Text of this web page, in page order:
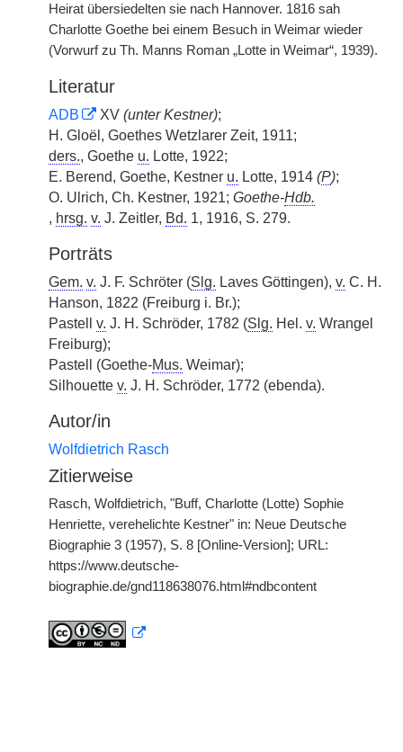
Heirat übersiedelten sie nach Hannover. 1816 sah
Charlotte Goethe bei einem Besuch in Weimar wieder
(Vorwurf zu Th. Manns Roman „Lotte in Weimar“, 1939).
Literatur
ADB XV (unter Kestner);
H. Gloël, Goethes Wetzlarer Zeit, 1911;
ders., Goethe u. Lotte, 1922;
E. Berend, Goethe, Kestner u. Lotte, 1914 (P);
O. Ulrich, Ch. Kestner, 1921; Goethe-Hdb.
, hrsg. v. J. Zeitler, Bd. 1, 1916, S. 279.
Porträts
Gem. v. J. F. Schröter (Slg. Laves Göttingen), v. C. H.
Hanson, 1822 (Freiburg i. Br.);
Pastell v. J. H. Schröder, 1782 (Slg. Hel. v. Wrangel
Freiburg);
Pastell (Goethe-Mus. Weimar);
Silhouette v. J. H. Schröder, 1772 (ebenda).
Autor/in
Wolfdietrich Rasch
Zitierweise
Rasch, Wolfdietrich, "Buff, Charlotte (Lotte) Sophie
Henriette, verehelichte Kestner" in: Neue Deutsche
Biographie 3 (1957), S. 8 [Online-Version]; URL:
https://www.deutsche-
biographie.de/gnd118638076.html#ndbcontent